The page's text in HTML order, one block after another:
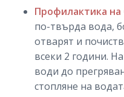
Профилактика
по-твърда вода,
отварят и
всеки 2 години.
води до
стопляне на